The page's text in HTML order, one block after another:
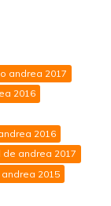
andrea 2017
2016
2016
andrea 2017
2015